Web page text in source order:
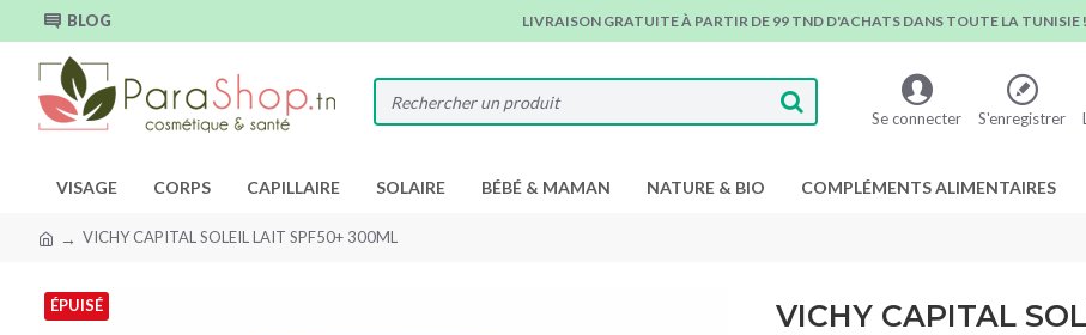
BLOG LIVRAISON GRATUITE À PARTIR DE 99 TND D'ACHATS DANS TOUTE LA TUNISIE !
Se connecter S'enregistrer
VISAGE CORPS CAPILLAIRE SOLAIRE BÉBÉ & MAMAN NATURE & BIO COMPLÉMENTS ALIMENTAIRES
VICHY CAPITAL SOLEIL LAIT SPF50+ 300ML
ÉPUISÉ VICHY CAPITAL